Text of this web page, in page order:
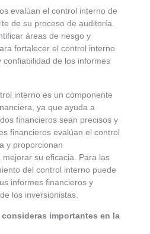
evalúan el control interno de
de su proceso de auditoría.
áreas de riesgo y
fortalecer el control interno
de los informes
interno es un componente
ya que ayuda a
financieros sean precisos y
financieros evalúan el control
y proporcionan
su eficacia. Para las
del control interno puede
informes financieros y
los inversionistas.
importantes en la